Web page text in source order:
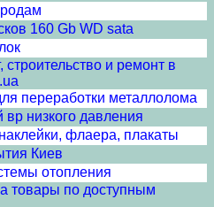
160 Gb WD sata
и ремонт в
переработки металлолома
низкого давления
флаера, плакаты
Киев
отопления
товары по доступным